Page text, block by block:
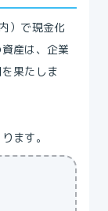
）で現金化
産は、企業
果たしま
ます。